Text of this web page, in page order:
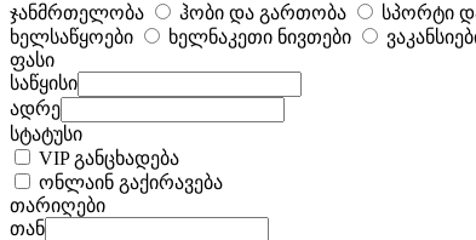
ჯანმრთელობა
ჰობი და გართობა სპორტი
ხელსაწყოები
ხელნაკეთი ნივთები
ფასი
საწყისი
ადრე
სტატუსი
VIP განცხადება
ონლაინ გაქირავება
თარიღები
თან